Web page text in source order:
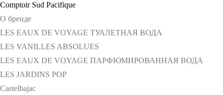
Comptoir Sud Pacifique
О бренде
LES EAUX DE VOYAGE ТУАЛЕТНАЯ ВОДА
LES VANILLES ABSOLUES
LES EAUX DE VOYAGE ПАРФЮМИРОВАННАЯ ВОДА
LES JARDINS POP
Castelbajac